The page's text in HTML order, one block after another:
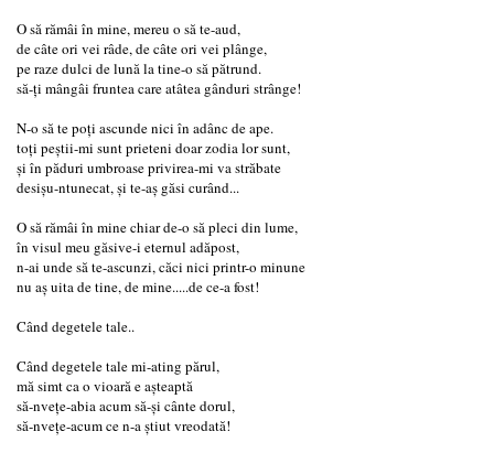
O să rămâi în mine, mereu o să te-aud,
de câte ori vei râde, de câte ori vei plânge,
pe raze dulci de lună la tine-o să pătrund.
să-ți mângâi fruntea care atâtea gânduri strânge!
N-o să te poți ascunde nici în adânc de ape.
toți peștii-mi sunt prieteni doar zodia lor sunt,
și în păduri umbroase privirea-mi va străbate
desișu-ntunecat, și te-aș găsi curând...
O să rămâi în mine chiar de-o să pleci din lume,
în visul meu găsive-i eternul adăpost,
n-ai unde să te-ascunzi, căci nici printr-o minune
nu aș uita de tine, de mine.....de ce-a fost!
Când degetele tale..
Când degetele tale mi-ating părul,
mă simt ca o vioară e așteaptă
să-nvețe-abia acum să-și cânte dorul,
să-nvețe-acum ce n-a știut vreodată!